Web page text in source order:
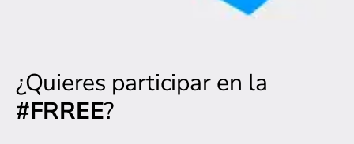
¿Quieres participar en la
#FRREE?